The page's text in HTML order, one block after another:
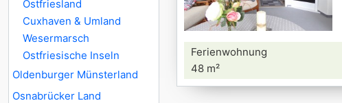
Ostfriesland
Cuxhaven & Umland
Wesermarsch
Ostfriesische Inseln
Oldenburger Münsterland
Osnabrücker Land
Ferienwohnung
48 m²